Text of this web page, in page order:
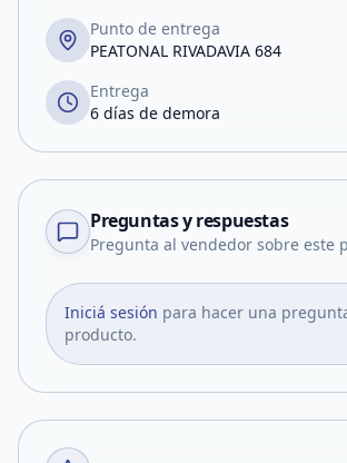
Punto de entrega
PEATONAL RIVADAVIA 684
Entrega
6 días de demora
Preguntas y respuestas
Pregunta al vendedor sobre este
Iniciá sesión para hacer una
producto.